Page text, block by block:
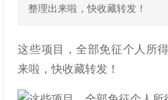
企业
整理出来啦，快收藏转发！
这些项目，全部免征个人所
来啦，快收藏转发！